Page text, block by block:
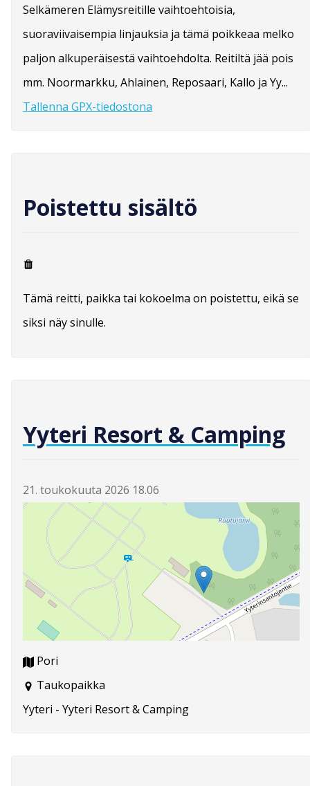
Selkämeren Elämysreitille vaihtoehtoisia,
suoraviivaisempia linjauksia ja tämä poikkeaa melko
paljon alkuperäisestä vaihtoehdolta. Reitiltä jää pois
mm. Noormarkku, Ahlainen, Reposaari, Kallo ja Yy...
Tallenna GPX-tiedostona
Poistettu sisältö
Tämä reitti, paikka tai kokoelma on poistettu, eikä se
siksi näy sinulle.
Yyteri Resort & Camping
21. toukokuuta 2026 18.06
Pori
Taukopaikka
Yyteri - Yyteri Resort & Camping